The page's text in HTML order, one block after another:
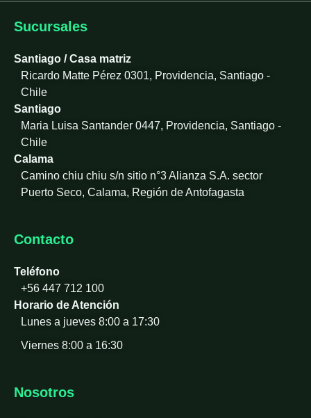
k
n
Sucursales
Santiago / Casa matriz
Ricardo Matte Pérez 0301, Providencia, Santiago -
Chile
Santiago
Maria Luisa Santander 0447, Providencia, Santiago -
Chile
Calama
Camino chiu chiu s/n sitio n°3 Alianza S.A. sector
Puerto Seco, Calama, Región de Antofagasta
Contacto
Teléfono
+56 447 712 100
Horario de Atención
Lunes a jueves 8:00 a 17:30
Viernes 8:00 a 16:30
Nosotros